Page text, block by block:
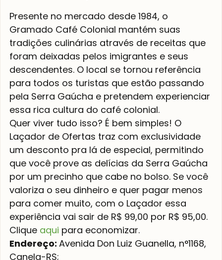
Presente no mercado desde 1984, o
Gramado Café Colonial mantém suas
tradições culinárias através de receitas que
foram deixadas pelos imigrantes e seus
descendentes. O local se tornou referência
para todos os turistas que estão passando
pela Serra Gaúcha e pretendem experienciar
essa rica cultura do café colonial.
Quer viver tudo isso? É bem simples! O
Laçador de Ofertas traz com exclusividade
um desconto pra lá de especial, permitindo
que você prove as delícias da Serra Gaúcha
por um precinho que cabe no bolso. Se você
valoriza o seu dinheiro e quer pagar menos
para comer muito, com o Laçador essa
experiência vai sair de R$ 99,00 por R$ 95,00.
Clique aqui para economizar.
Endereço: Avenida Don Luiz Guanella, n°1168,
Canela-RS;